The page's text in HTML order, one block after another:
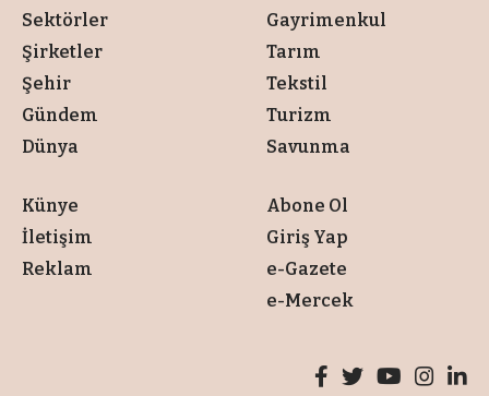
Sektörler
Şirketler
Şehir
Gündem
Dünya
Gayrimenkul
Tarım
Tekstil
Turizm
Savunma
Künye
İletişim
Reklam
Abone Ol
Giriş Yap
e-Gazete
e-Mercek